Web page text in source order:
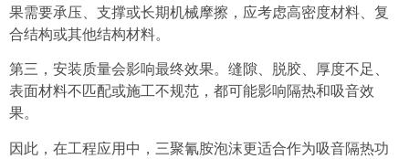
果需要承压、支撑或长期机械摩擦，应考虑高密度材料、复
合结构或其他结构材料。
第三，安装质量会影响最终效果。缝隙、脱胶、厚度不足、
表面材料不匹配或施工不规范，都可能影响隔热和吸音效
果。
因此，在工程应用中，三聚氰胺泡沫更适合作为吸音隔热功